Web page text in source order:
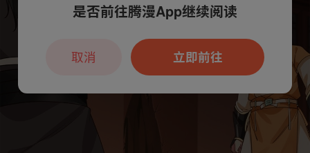
是否前往腾漫App继续阅读
立即前往
取消